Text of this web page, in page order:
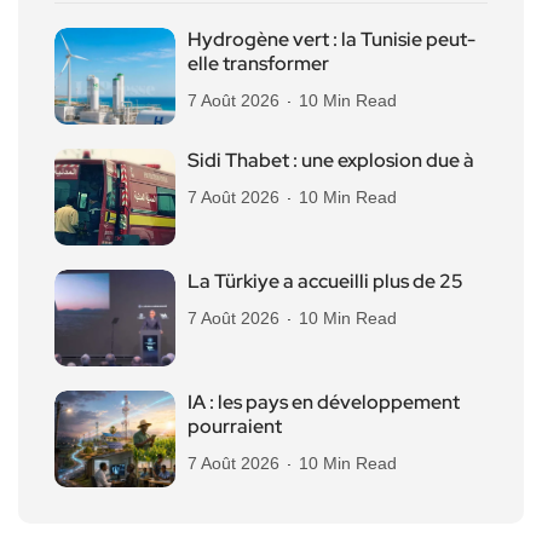
Hydrogène vert : la Tunisie peut-
elle transformer
7 Août 2026 10 Min Read
Sidi Thabet : une explosion due à
7 Août 2026 10 Min Read
La Türkiye a accueilli plus de 25
7 Août 2026 10 Min Read
IA : les pays en développement
pourraient
7 Août 2026 10 Min Read